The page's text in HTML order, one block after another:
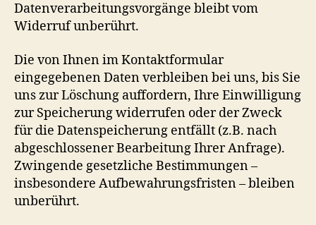
Datenverarbeitungsvorgänge bleibt vom
Widerruf unberührt.
Die von Ihnen im Kontaktformular
eingegebenen Daten verbleiben bei uns, bis Sie
uns zur Löschung auffordern, Ihre Einwilligung
zur Speicherung widerrufen oder der Zweck
für die Datenspeicherung entfällt (z.B. nach
abgeschlossener Bearbeitung Ihrer Anfrage).
Zwingende gesetzliche Bestimmungen –
insbesondere Aufbewahrungsfristen – bleiben
unberührt.